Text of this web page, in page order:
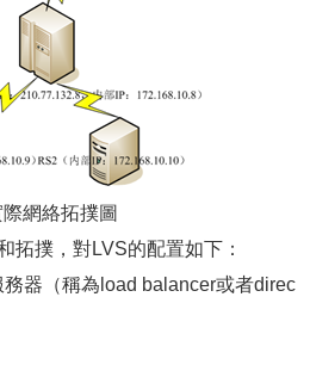
網絡拓撲圖
拓撲，對LVS的配置如下：
器（稱為load balancer或者direc